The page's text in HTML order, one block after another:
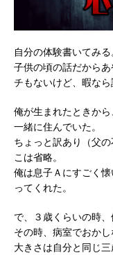
自分の体験書いてみる
子供の頃の話だから
チもないけど、暇なら
俺が生まれたときか
一緒に住んでいた。
ちょっと訳あり（父
こは省略。
俺は息子Ａにすごく
ってくれた。
で、３歳くらいの時
その時、病室でおかし
大きさは自分と同じ三